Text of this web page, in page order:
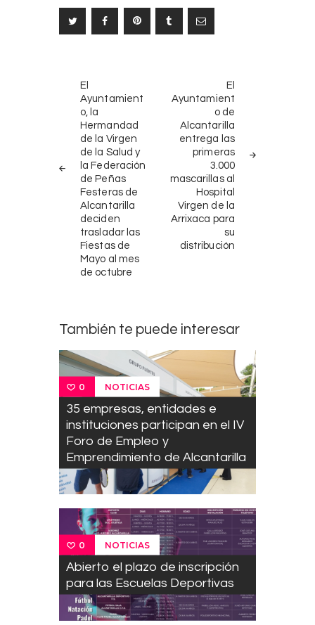
de
entradas
ANTERIORES
El
Ayuntamient
o, la
Hermandad
de la Virgen
de la Salud y
la Federación
de Peñas
Festeras de
Alcantarilla
deciden
trasladar las
Fiestas de
Mayo al mes
de octubre
El
Ayuntamient
o de
Alcantarilla
entrega las
primeras
3.000
mascarillas al
Hospital
Virgen de la
Arrixaca para
su
distribución
También te puede interesar
0 NOTICIAS
35 empresas, entidades e
instituciones participan en el IV
Foro de Empleo y
Emprendimiento de Alcantarilla
0 NOTICIAS
Abierto el plazo de inscripción
para las Escuelas Deportivas